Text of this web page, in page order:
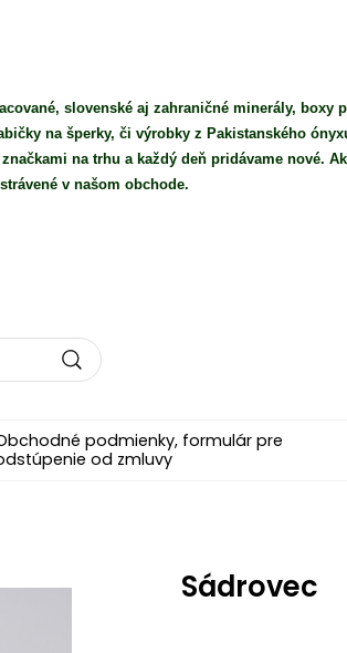
slovenské aj zahraničné minerály, boxy
na šperky, či výrobky z Pakistanského
na trhu a každý deň pridávame nové.
v našom obchode.
podmienky, formulár pre
od zmluvy
Sádrovec